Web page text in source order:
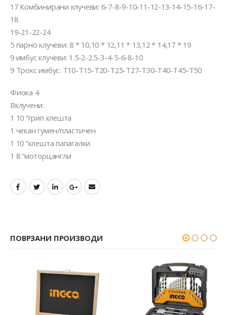
17 Комбинирани клучеви: 6-7-8-9-10-11-12-13-14-15-16-17-
18
19-21-22-24
5 парно клучеви: 8 * 10,10 * 12,11 * 13,12 * 14,17 * 19
9 имбус клучеви: 1.5-2-2.5-3-4-5-6-8-10
9 Трокс имбус: Т10-Т15-Т20-Т25-Т27-Т30-Т40-Т45-Т50
Фиока 4
Вклучени:
1 10 “грип клешта
1 чекан гумен/пластичен
1 10 “клешта папагалки
1 8 “моторцангли
ПОВРЗАНИ ПРОИЗВОДИ